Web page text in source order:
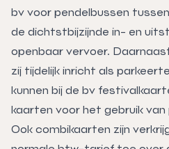
bv voor pendelbussen
de dichtstbijzijnde in- en
openbaar vervoer.
zij tijdelijk inricht als
kunnen bij de bv
kaarten voor het gebruik van
Ook combikaarten zijn